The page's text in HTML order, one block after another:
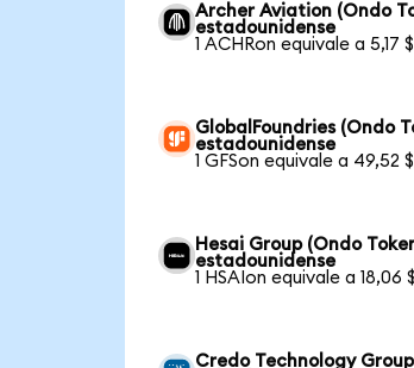
Archer Aviation (Ondo
estadounidense
1 ACHRon equivale a 5,17 $
GlobalFoundries (Ondo
estadounidense
1 GFSon equivale a 49,52 $
Hesai Group (Ondo
estadounidense
1 HSAIon equivale a 18,06 $
Credo Technology